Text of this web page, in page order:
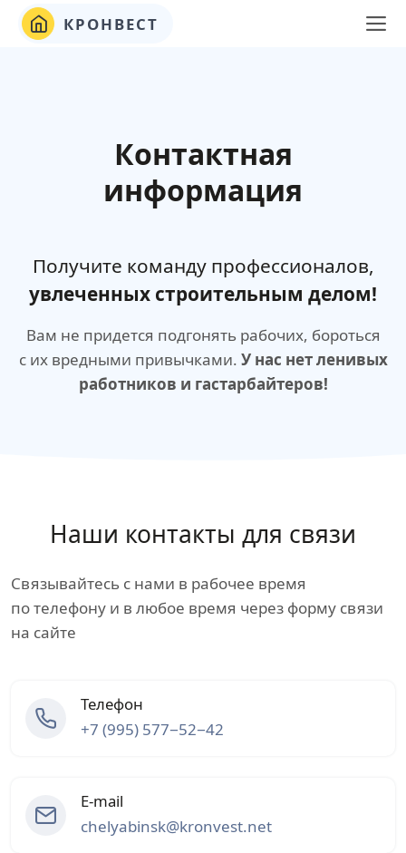
КРОНВЕСТ
Контактная
информация
Получите команду профессионалов,
увлеченных строительным делом!
Вам не придется подгонять рабочих, бороться
с их вредными привычками. У нас нет ленивых
работников и гастарбайтеров!
Наши контакты для связи
Связывайтесь с нами в рабочее время
по телефону и в любое время через форму связи
на сайте
Телефон
+7 (995) 577−52−42
E-mail
chelyabinsk@kronvest.net